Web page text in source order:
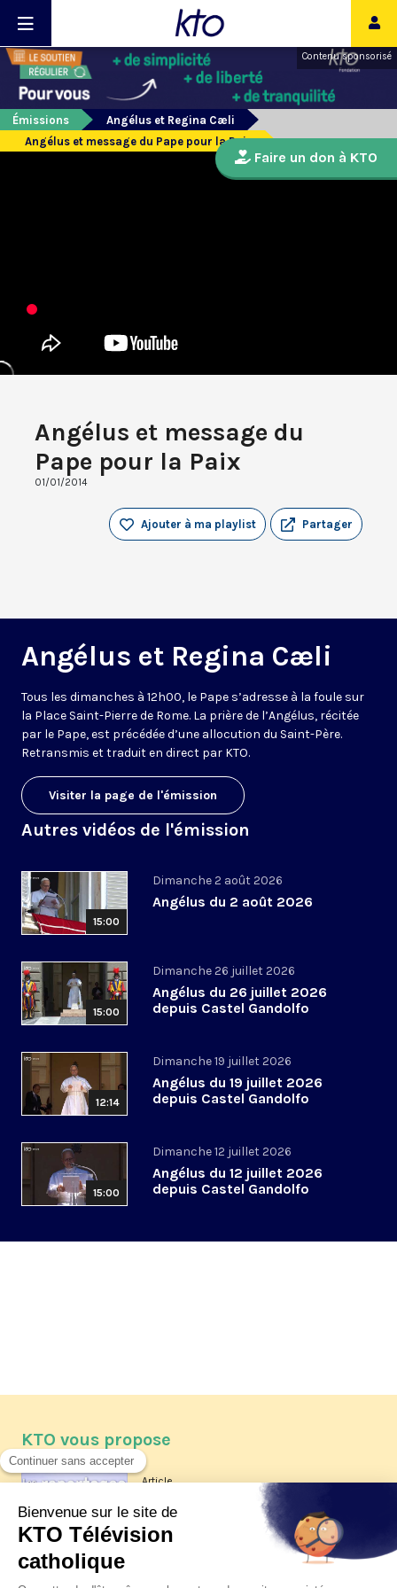
Contenu sponsorisé
Émissions
Angélus et Regina Cæli
Angélus et message du Pape pour la Paix
Angélus et message du
Pape pour la Paix
01/01/2014
Partager
Ajouter à ma playlist
Angélus et Regina Cæli
Tous les dimanches à 12h00, le Pape s’adresse à la foule sur
la Place Saint-Pierre de Rome. La prière de l’Angélus, récitée
par le Pape, est précédée d’une allocution du Saint-Père.
Retransmis et traduit en direct par KTO.
Visiter la page de l'émission
Autres vidéos de l'émission
15:00
Dimanche 2 août 2026
Angélus du 2 août 2026
15:00
Dimanche 26 juillet 2026
Angélus du 26 juillet 2026
depuis Castel Gandolfo
12:14
Dimanche 19 juillet 2026
Angélus du 19 juillet 2026
depuis Castel Gandolfo
15:00
Dimanche 12 juillet 2026
Angélus du 12 juillet 2026
depuis Castel Gandolfo
Faire un don à KTO
KTO vous propose
Article
Les reportages d'été 2026 de KTO
La visite pastorale du pape Léon